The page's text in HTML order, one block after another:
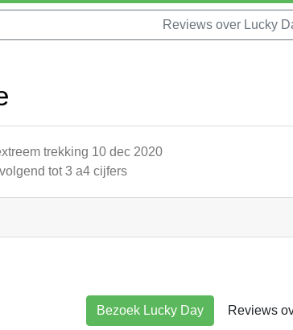
Reviews over Lucky
trekking 10 dec 2020
tot 3 a4 cijfers
Bezoek Lucky Day Reviews